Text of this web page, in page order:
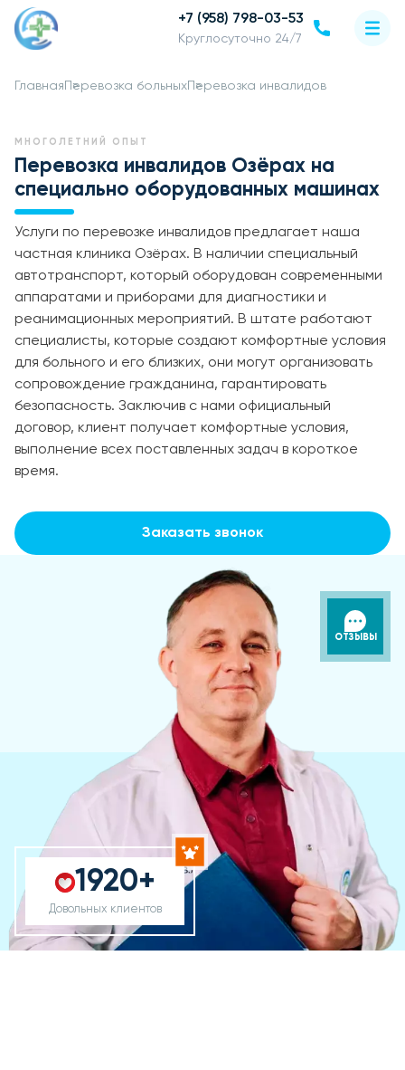
+7 (958) 798-03-53
Круглосуточно 24/7
Главная Перевозка больных Перевозка инвалидов
МНОГОЛЕТНИЙ ОПЫТ
Перевозка инвалидов Озёрах на
специально оборудованных машинах
Услуги по перевозке инвалидов предлагает наша
частная клиника Озёрах. В наличии специальный
автотранспорт, который оборудован современными
аппаратами и приборами для диагностики и
реанимационных мероприятий. В штате работают
специалисты, которые создают комфортные условия
для больного и его близких, они могут организовать
сопровождение гражданина, гарантировать
безопасность. Заключив с нами официальный
договор, клиент получает комфортные условия,
выполнение всех поставленных задач в короткое
время.
Заказать звонок
1920+
Довольных клиентов
ОТЗЫВЫ